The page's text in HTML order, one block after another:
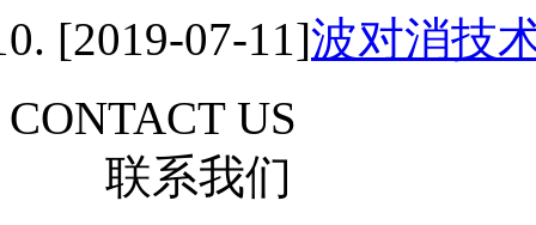
[2019-07-11]波对消技
CONTACT US
联系我们